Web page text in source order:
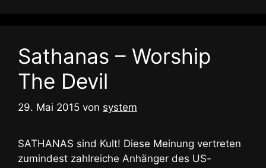
Sathanas – Worship
The Devil
29. Mai 2015 von system
SATHANAS sind Kult! Diese Meinung vertreten
zumindest zahlreiche Anhänger des US-